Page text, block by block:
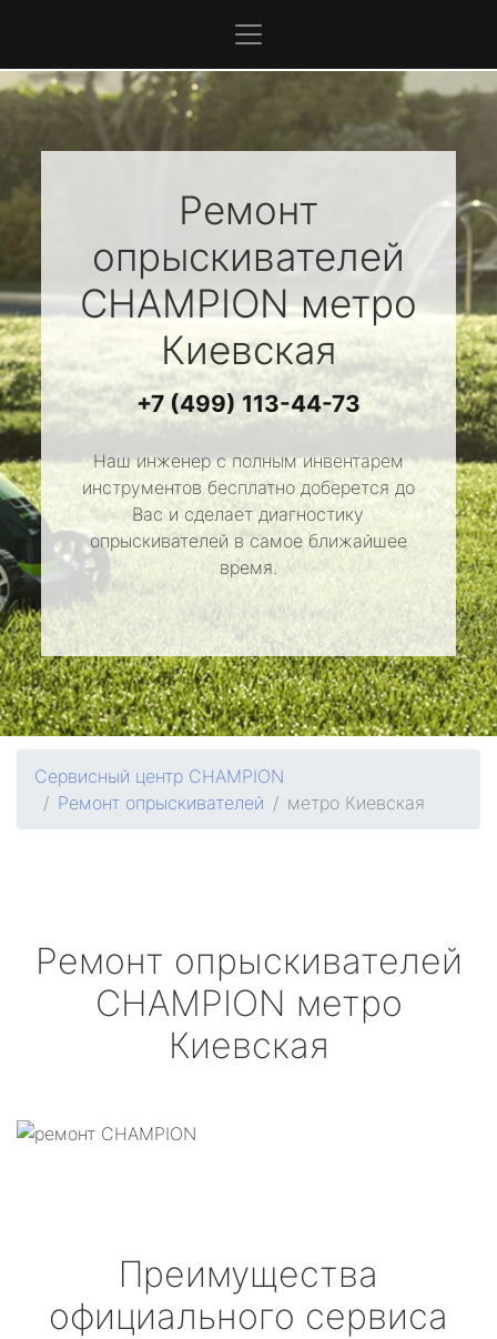
Ремонт
опрыскивателей
CHAMPIONметро
Киевская
+7 (499) 113-44-73
Наш инженер с полным инвентарем
инструментов бесплатно доберется до
Вас и сделает диагностику
опрыскивателей в самое ближайшее
время.
Сервисный центр CHAMPION
Ремонт опрыскивателей
метро Киевская
Ремонт опрыскивателей
CHAMPION метро
Киевская
Преимущества
официального сервиса